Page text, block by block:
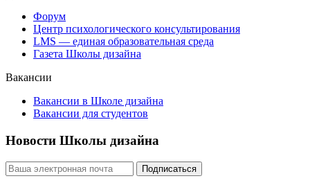
Форум
Центр психологического консультирования
LMS — единая образовательная среда
Газета Школы дизайна
Вакансии
Вакансии в Школе дизайна
Вакансии для студентов
Новости Школы дизайна